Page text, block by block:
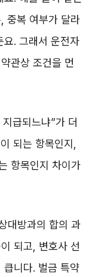
중복 여부가 달라
요. 그래서 운전자
관상 조건을 먼
급되느냐”가 더
되는 항목인지,
항목인지 차이가
대방과의 합의 과
되고, 변호사 선
큽니다. 벌금 특약